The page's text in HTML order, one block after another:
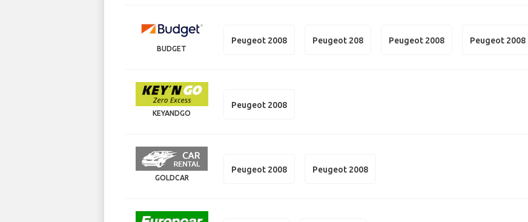
BUDGET
Peugeot 2008 Peugeot 208 Peugeot 2008 Peugeot 2008
KEYANDGO
Peugeot 2008
GOLDCAR
Peugeot 2008 Peugeot 2008